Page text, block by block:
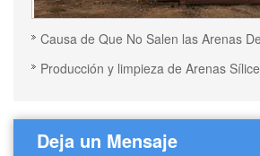
Causa de Que No Salen las Arenas
Producción y limpieza de Arenas
Deja un Mensaje